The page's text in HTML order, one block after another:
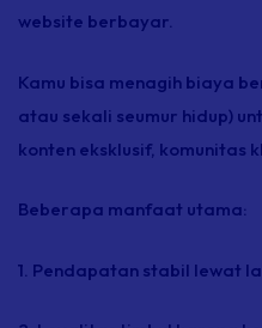
website berbayar.
Kamu bisa menagih biaya
atau sekali seumur hidup)
konten eksklusif, komunitas
Beberapa manfaat utama:
1. Pendapatan stabil lewat